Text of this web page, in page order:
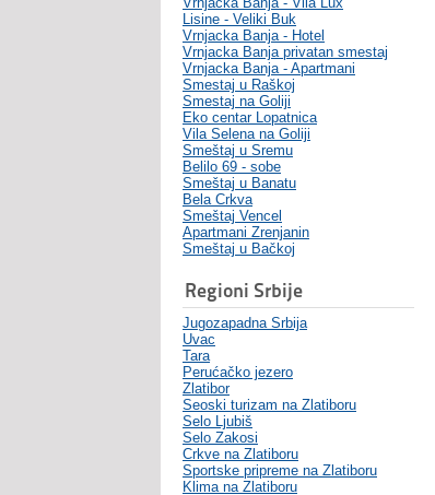
Lisine - Veliki Buk
Vrnjacka Banja - Hotel
Vrnjacka Banja privatan smestaj
Vrnjacka Banja - Apartmani
Smestaj u Raškoj
Smestaj na Goliji
Eko centar Lopatnica
Vila Selena na Goliji
Smeštaj u Sremu
Belilo 69 - sobe
Smeštaj u Banatu
Bela Crkva
Smeštaj Vencel
Apartmani Zrenjanin
Smeštaj u Bačkoj
Regioni Srbije
Jugozapadna Srbija
Uvac
Tara
Perućačko jezero
Zlatibor
Seoski turizam na Zlatiboru
Selo Ljubiš
Selo Zakosi
Crkve na Zlatiboru
Sportske pripreme na Zlatiboru
Klima na Zlatiboru